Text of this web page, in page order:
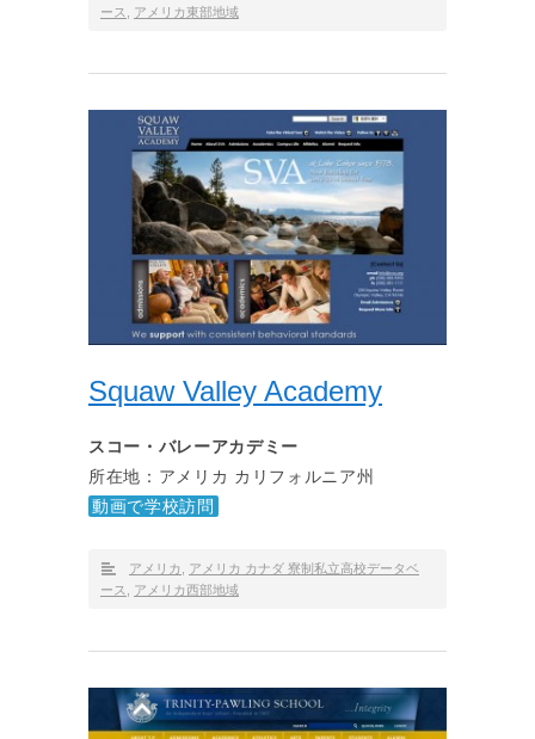
ース
アメリカ東部地域
Squaw Valley Academy
スコー・バレーアカデミー
所在地：アメリカ カリフォルニア州
動画で学校訪問
アメリカ
アメリカ カナダ 寮制私立高校データベ
ース
アメリカ西部地域